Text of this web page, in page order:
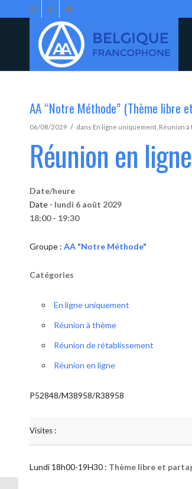
AA “Notre Méthode” (Thème libre
06/08/2029 / dans En ligne uniquement Réunion à
Réunion en
Date/heure
Date - lundi 6 août 2029
18:00 - 19:30
Groupe : AA "Notre Méthode"
Catégories
En ligne uniquement
Réunion à thème
Réunion de rétablissement
Réunion en ligne
P52848/M38958/R38958
Visites :
Lundi 18h00-19H30 : Thème libre et